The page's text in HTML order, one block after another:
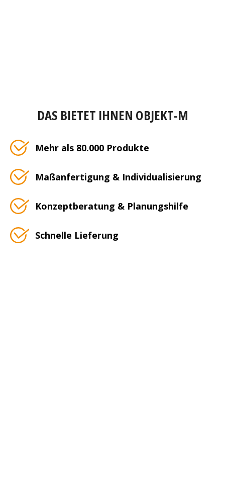
DAS BIETET IHNEN OBJEKT-M
Mehr als 80.000 Produkte
Maßanfertigung & Individualisierung
Konzeptberatung & Planungshilfe
Schnelle Lieferung